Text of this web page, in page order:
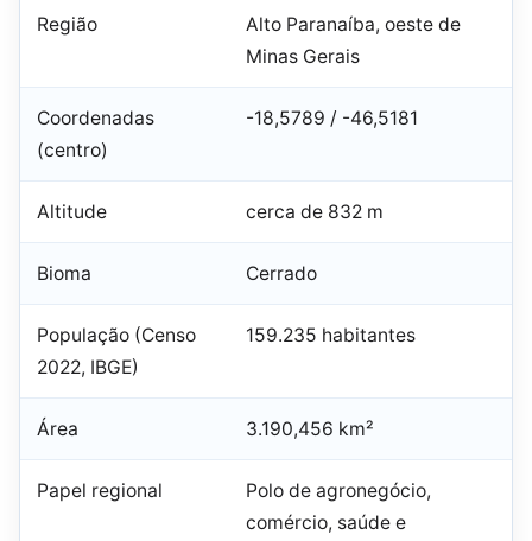
Região
Alto Paranaíba, oeste de
Minas Gerais
Coordenadas
(centro)
-18,5789 / -46,5181
Altitude cerca de 832 m
Bioma Cerrado
População (Censo
2022, IBGE)
159.235 habitantes
Área 3.190,456 km²
Papel regional
Polo de agronegócio,
comércio, saúde e